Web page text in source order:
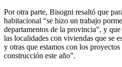
Por otra parte, Bisogni resaltó que
habitacional “se hizo un trabajo
departamentos de la provincia”, y
las localidades con viviendas que se
y otras que estamos con los
construcción este año”.